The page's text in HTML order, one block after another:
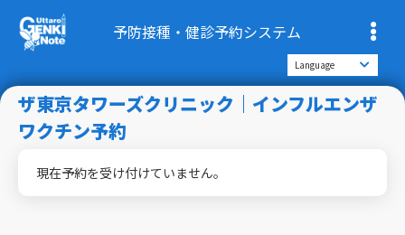
予防接種・健診予約システム
ザ東京タワーズクリニック｜インフルエンザ
ワクチン予約
現在予約を受け付けていません。